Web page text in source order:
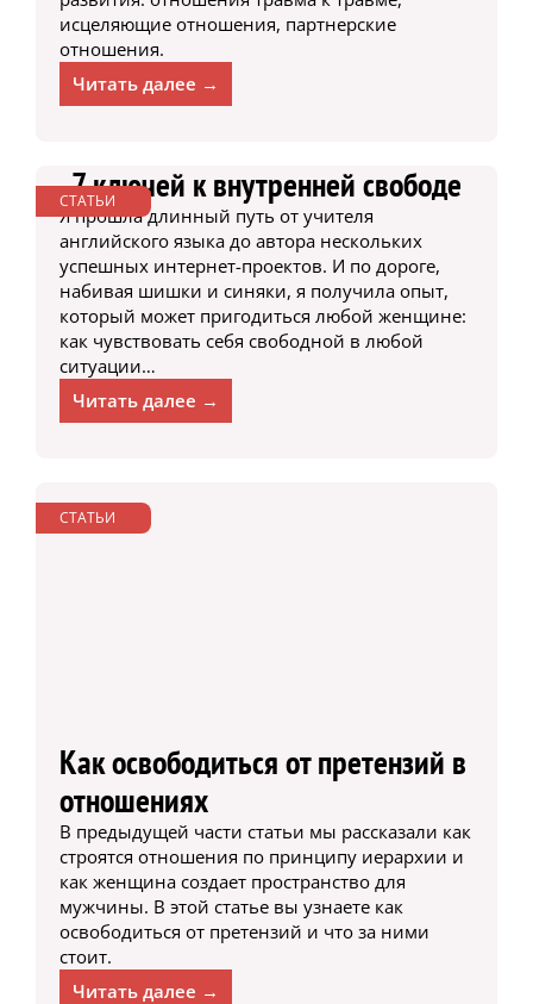
исцеляющие отношения, партнерские
отношения.
Читать далее →
СТАТЬИ
7 ключей к внутренней свободе
Я прошла длинный путь от учителя
английского языка до автора нескольких
успешных интернет-проектов. И по дороге,
набивая шишки и синяки, я получила опыт,
который может пригодиться любой женщине:
как чувствовать себя свободной в любой
ситуации…
Читать далее →
СТАТЬИ
Как освободиться от претензий в
отношениях
В предыдущей части статьи мы рассказали как
строятся отношения по принципу иерархии и
как женщина создает пространство для
мужчины. В этой статье вы узнаете как
освободиться от претензий и что за ними
стоит.
Читать далее →